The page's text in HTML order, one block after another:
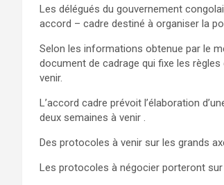
Les délégués du gouvernement
accord – cadre destiné à organiser la
Selon les informations obtenue par le
document de cadrage qui fixe les
venir.
L’accord cadre prévoit l’élaboration
deux semaines à venir .
Des protocoles à venir sur les grands
Les protocoles à négocier porteront sur